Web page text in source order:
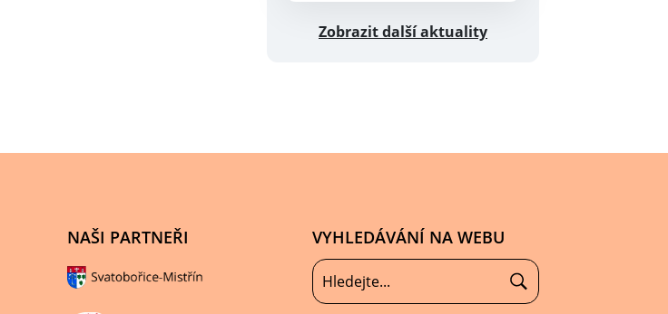
Zobrazit další aktuality
NAŠI PARTNEŘI VYHLEDÁVÁNÍ NA WEBU